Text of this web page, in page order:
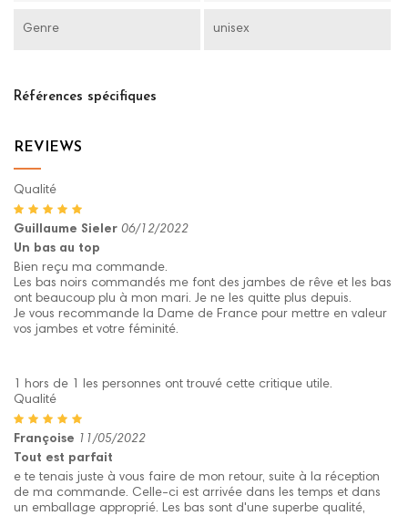
Genre unisex
Références spécifiques
REVIEWS
Qualité
Guillaume Sieler 06/12/2022
Un bas au top
Bien reçu ma commande.
Les bas noirs commandés me font des jambes de rêve et les bas
ont beaucoup plu à mon mari. Je ne les quitte plus depuis.
Je vous recommande la Dame de France pour mettre en valeur
vos jambes et votre féminité.
1 hors de 1 les personnes ont trouvé cette critique utile.
Qualité
Françoise 11/05/2022
Tout est parfait
e te tenais juste à vous faire de mon retour, suite à la réception
de ma commande. Celle-ci est arrivée dans les temps et dans
un emballage approprié. Les bas sont d'une superbe qualité,